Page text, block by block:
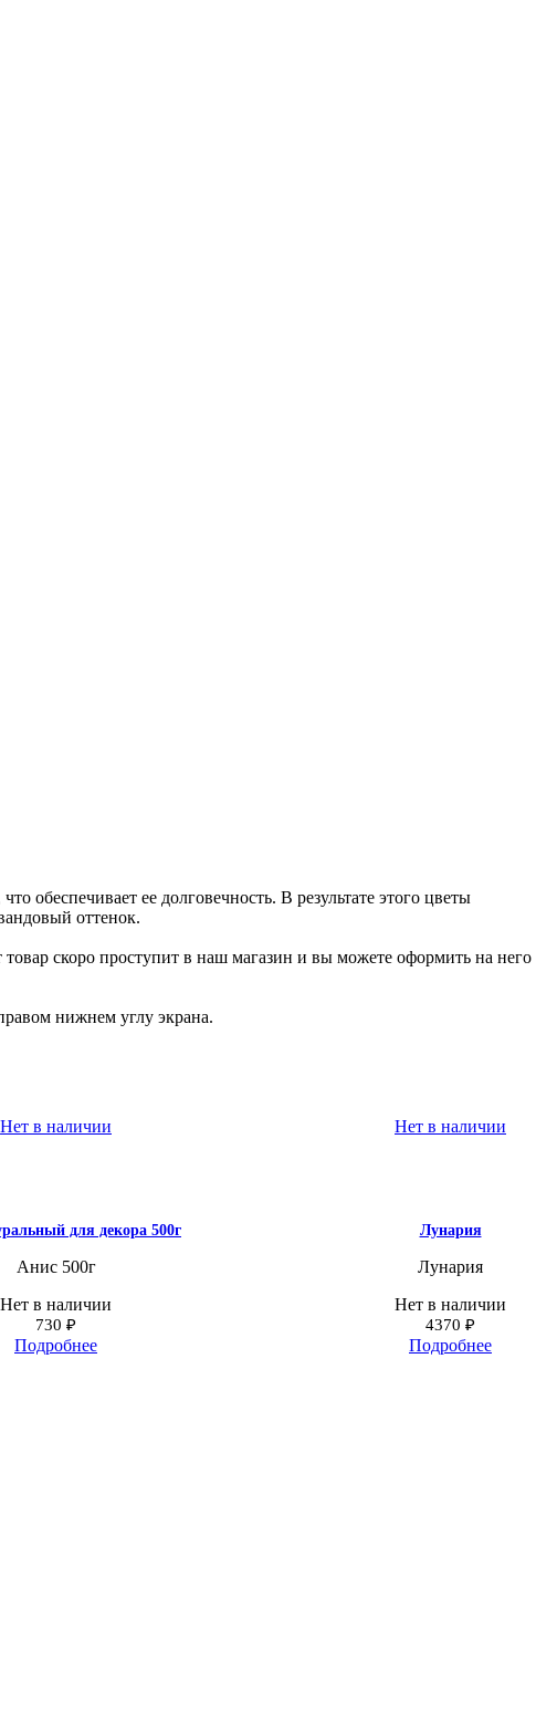
обеспечивает ее долговечность. В результате этого цветы
оттенок.
скоро проступит в наш магазин и вы можете оформить на него
нижнем углу экрана.
Нет в наличии
для декора 500г
Анис 500г
Нет в наличии
730 ₽
Подробнее
Нет в наличии
Лунария
Лунария
Нет в наличии
4370 ₽
Подробнее